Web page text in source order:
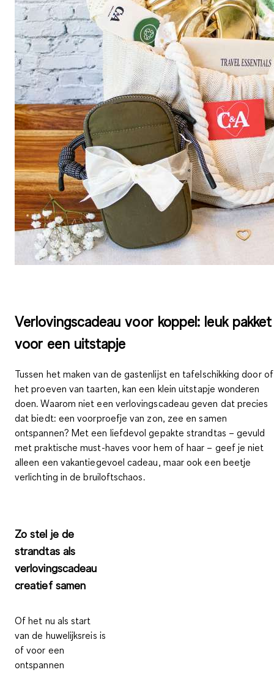
Verlovingscadeau voor koppel: leuk pakket
voor een uitstapje
Tussen het maken van de gastenlijst en tafelschikking door of
het proeven van taarten, kan een klein uitstapje wonderen
doen. Waarom niet een verlovingscadeau geven dat precies
dat biedt: eenvoorproefje van zon, zee en samen
ontspannen? Met een liefdevol gepakte strandtas – gevuld
met praktische must-haves voor hem of haar – geef je niet
alleen een vakantiegevoel cadeau, maar ook een beetje
verlichting in de bruiloftschaos.
Zo stel je de
strandtas als
verlovingscadeau
creatief samen
Of het nu als start
van de huwelijksreis is
of voor een
ontspannen